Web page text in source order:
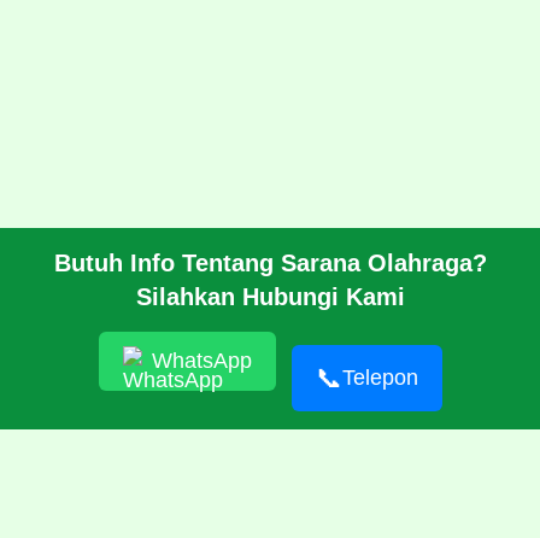
Butuh Info Tentang Sarana Olahraga?
Silahkan Hubungi Kami
WhatsApp
📞Telepon
CARA PESAN
HUBUNGI KAMI
© 2026 https://pabrikrubber.com/ 081351894500 Jasa Pembuatan
Rubber Running Track Lintasan Lari Standar IAAF International